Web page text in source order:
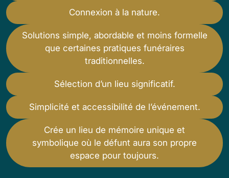
Connexion à la nature.
Solutions simple, abordable et moins formelle
que certaines pratiques funéraires
traditionnelles.
Sélection d’un lieu significatif.
Simplicité et accessibilité de l’événement.
Crée un lieu de mémoire unique et
symbolique où le défunt aura son propre
espace pour toujours.